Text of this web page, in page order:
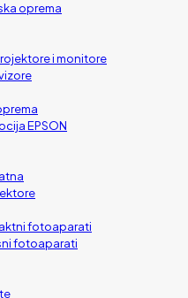
oprema
i monitore
EPSON
fotoaparati
fotoaparati